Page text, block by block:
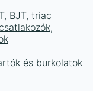
BJT, triac
és burkolatok